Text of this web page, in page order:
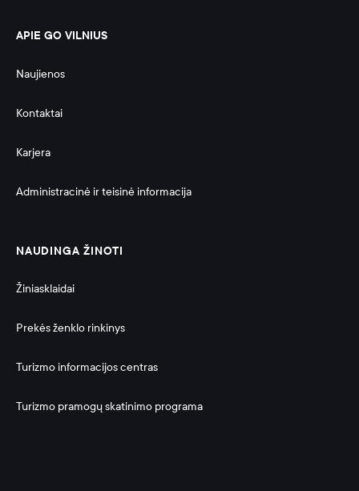
APIE GO VILNIUS
Naujienos
Kontaktai
Karjera
Administracinė ir teisinė informacija
NAUDINGA ŽINOTI
Žiniasklaidai
Prekės ženklo rinkinys
Turizmo informacijos centras
Turizmo pramogų skatinimo programa